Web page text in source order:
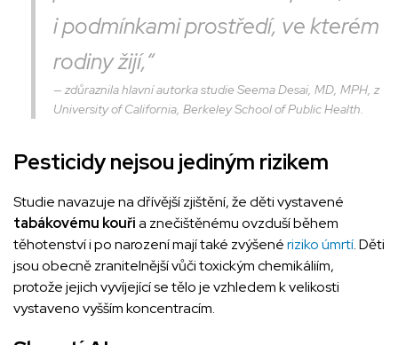
i podmínkami prostředí, ve kterém
rodiny žijí,“
zdůraznila hlavní autorka studie Seema Desai, MD, MPH, z
University of California, Berkeley School of Public Health.
Pesticidy nejsou jediným rizikem
Studie navazuje na dřívější zjištění, že děti vystavené
tabákovému kouřia znečištěnému ovzduší během
těhotenství i po narození mají také zvýšenériziko úmrtí. Děti
jsou obecně zranitelnější vůči toxickým chemikáliím,
protože jejich vyvíjející se tělo je vzhledem k velikosti
vystaveno vyšším koncentracím.